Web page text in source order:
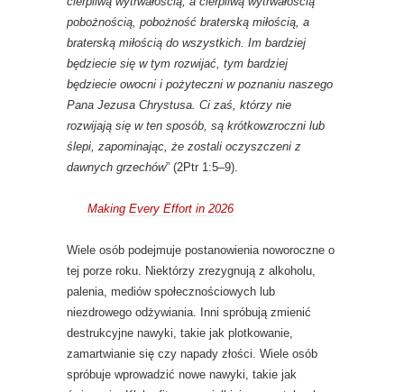
pobożnością, pobożność braterską miłością, a
braterską miłością do wszystkich. Im bardziej
będziecie się w tym rozwijać, tym bardziej
będziecie owocni i pożyteczni w poznaniu naszego
Pana Jezusa Chrystusa. Ci zaś, którzy nie
rozwijają się w ten sposób, są krótkowzroczni lub
ślepi, zapominając, że zostali oczyszczeni z
dawnych grzechów” (2Ptr 1:5–9).
Making Every Effort in 2026
Wiele osób podejmuje postanowienia noworoczne o
tej porze roku. Niektórzy zrezygnują z alkoholu,
palenia, mediów społecznościowych lub
niezdrowego odżywiania. Inni spróbują zmienić
destrukcyjne nawyki, takie jak plotkowanie,
zamartwianie się czy napady złości. Wiele osób
spróbuje wprowadzić nowe nawyki, takie jak